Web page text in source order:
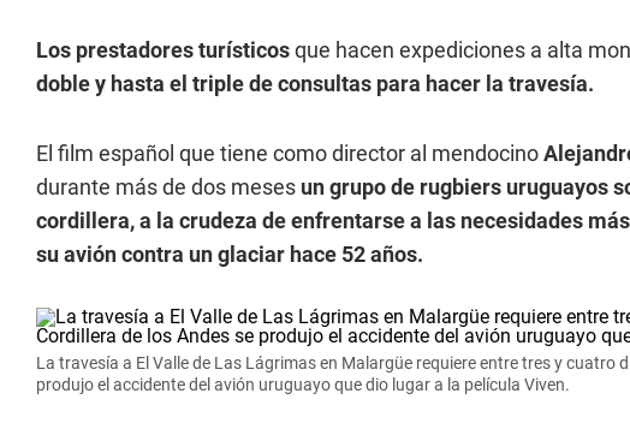
Los prestadores turísticosque hacen expediciones a alta
doble y hasta el triple de consultas para hacer la travesía.
El film español que tiene como director al mendocino
durante más de dos meses un grupo de rugbiers uruguayos
cordillera, a la crudeza de enfrentarse a las necesidades
su avión contra un glaciar hace 52 años.
La travesía a El Valle de Las Lágrimas en Malargüe requiere entre tres y cuatro
produjo el accidente del avión uruguayo que dio lugar a la película Viven.